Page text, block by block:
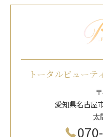
トータルビュー
愛知県名古屋
太